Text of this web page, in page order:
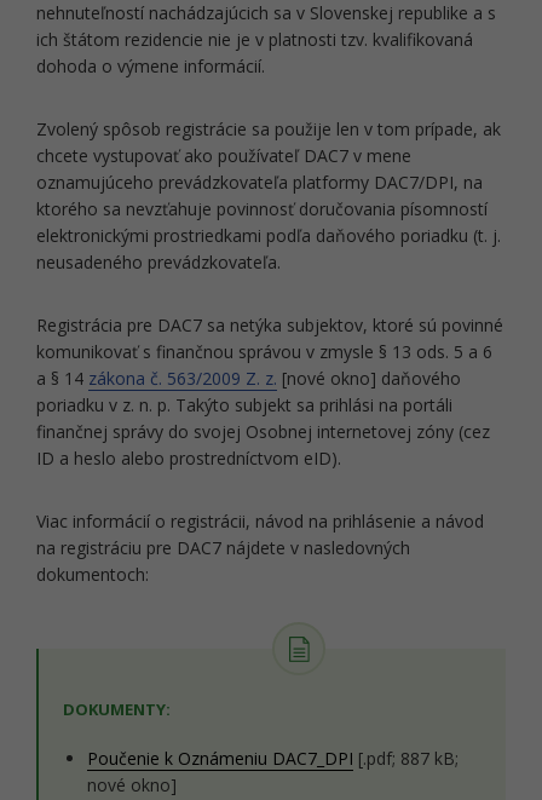
nehnuteľností nachádzajúcich sa v Slovenskej republike a s
ich štátom rezidencie nie je v platnosti tzv. kvalifikovaná
dohoda o výmene informácií.
Zvolený spôsob registrácie sa použije len v tom prípade, ak
chcete vystupovať ako používateľ DAC7 v mene
oznamujúceho prevádzkovateľa platformy DAC7/DPI, na
ktorého sa nevzťahuje povinnosť doručovania písomností
elektronickými prostriedkami podľa daňového poriadku (t. j.
neusadeného prevádzkovateľa.
Registrácia pre DAC7 sa netýka subjektov, ktoré sú povinné
komunikovať s finančnou správou v zmysle § 13 ods. 5 a 6
a § 14 zákona č. 563/2009 Z. z. [nové okno] daňového
poriadku v z. n. p. Takýto subjekt sa prihlási na portáli
finančnej správy do svojej Osobnej internetovej zóny (cez
ID a heslo alebo prostredníctvom eID).
Viac informácií o registrácii, návod na prihlásenie a návod
na registráciu pre DAC7 nájdete v nasledovných
dokumentoch:
DOKUMENTY:
Poučenie k Oznámeniu DAC7_DPI [.pdf; 887 kB;
nové okno]